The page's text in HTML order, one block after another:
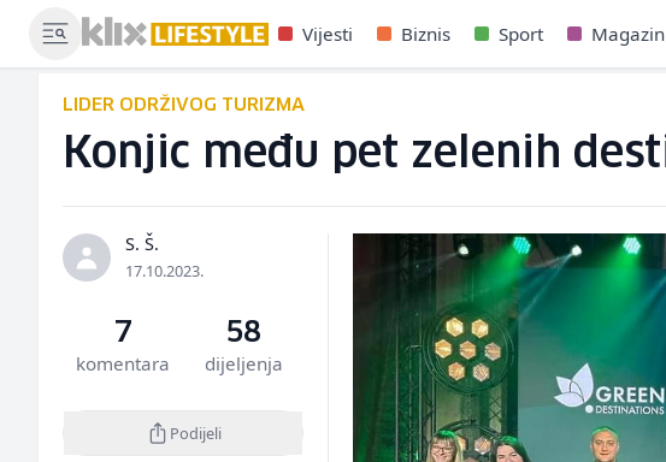
Vijesti Biznis Sport Magazin
LIDER ODRŽIVOG TURIZMA
Konjic među pet zelenih
S. Š.
17.10.2023.
7
komentara
58
dijeljenja
Podijeli